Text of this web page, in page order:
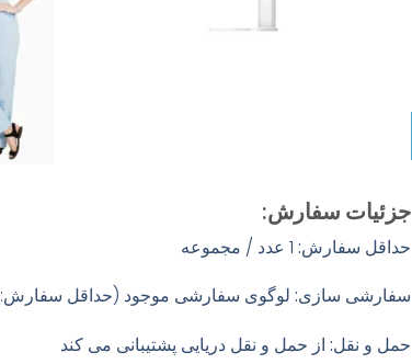
جزئیات سفارش:
حداقل سفارش:
سفارشی سازی: لوگوی سفارشی موجود (حداقل سفارش: 1 مجموعه)
حمل و نقل: از حمل و نقل دریایی پشتیبانی می کند